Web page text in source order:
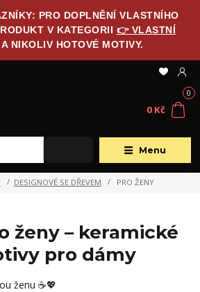
PRO DOPLNĚNÍ VLASTNÍHO
V KATEGORII 👉 VLASTNÍ
A NIKOLIV HOTOVÉ MOTIVY.
Menu
0
0 Kč
DESIGNOVÉ SE DŘEVEM PRO ŽENY
ženy – keramické
pro dámy
ženu ☕💖